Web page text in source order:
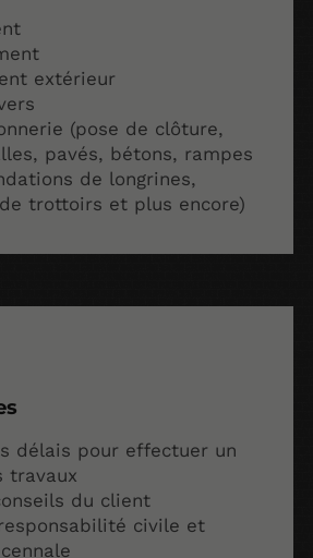
extérieur
(pose de clôture,
pavés, bétons, rampes
de longrines,
trottoirs et plus encore)
délais pour effectuer un
travaux
du client
civile et